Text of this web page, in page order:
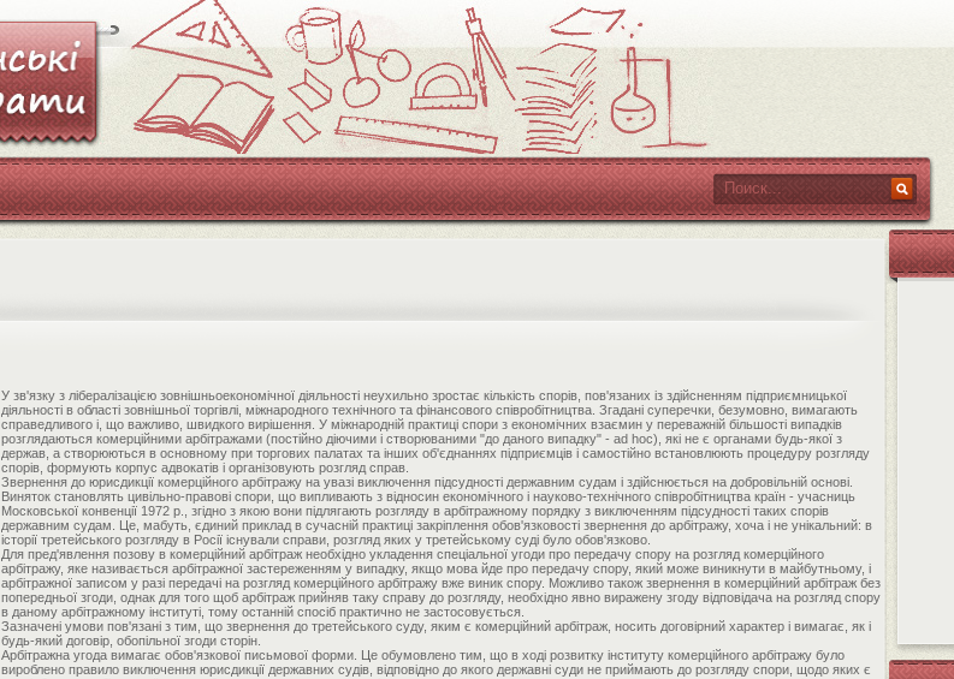
У зв'язку з лібералізацією зовнішньоекономічної діяльності неухильно зростає кількість спорів, пов'язаних із здійсненням підприємницької
діяльності в області зовнішньої торгівлі, міжнародного технічного та фінансового співробітництва. Згадані суперечки, безумовно, вимагають
справедливого і, що важливо, швидкого вирішення. У міжнародній практиці спори з економічних взаємин у переважній більшості випадків
розглядаються комерційними арбітражами (постійно діючими і створюваними "до даного випадку" - ad hoc), які не є органами будь-якої з
держав, а створюються в основному при торгових палатах та інших об'єднаннях підприємців і самостійно встановлюють процедуру розгляду
спорів, формують корпус адвокатів і організовують розгляд справ.
Звернення до юрисдикції комерційного арбітражу на увазі виключення підсудності державним судам і здійснюється на добровільній основі.
Виняток становлять цивільно-правові спори, що випливають з відносин економічного і науково-технічного співробітництва країн - учасниць
Московської конвенції 1972 р., згідно з якою вони підлягають розгляду в арбітражному порядку з виключенням підсудності таких спорів
державним судам. Це, мабуть, єдиний приклад в сучасній практиці закріплення обов'язковості звернення до арбітражу, хоча і не унікальний: в
історії третейського розгляду в Росії існували справи, розгляд яких у третейському суді було обов'язково.
Для пред'явлення позову в комерційний арбітраж необхідно укладення спеціальної угоди про передачу спору на розгляд комерційного
арбітражу, яке називається арбітражної застереженням у випадку, якщо мова йде про передачу спору, який може виникнути в майбутньому, і
арбітражної записом у разі передачі на розгляд комерційного арбітражу вже виник спору. Можливо також звернення в комерційний арбітраж без
попередньої згоди, однак для того щоб арбітраж прийняв таку справу до розгляду, необхідно явно виражену згоду відповідача на розгляд спору
в даному арбітражному інституті, тому останній спосіб практично не застосовується.
Зазначені умови пов'язані з тим, що звернення до третейського суду, яким є комерційний арбітраж, носить договірний характер і вимагає, як і
будь-який договір, обопільної згоди сторін.
Арбітражна угода вимагає обов'язкової письмової форми. Це обумовлено тим, що в ході розвитку інституту комерційного арбітражу було
вироблено правило виключення юрисдикції державних судів, відповідно до якого державні суди не приймають до розгляду спори, щодо яких є